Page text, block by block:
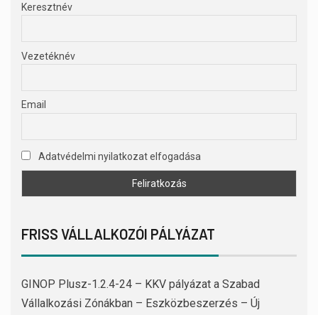
Keresztnév
Vezetéknév
Email
Adatvédelmi nyilatkozat elfogadása
FRISS VÁLLALKOZÓI PÁLYÁZAT
GINOP Plusz-1.2.4-24 – KKV pályázat a Szabad
Vállalkozási Zónákban – Eszközbeszerzés – Új